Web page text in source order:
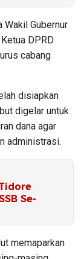
Wakil Gubernur
DPRD
cabang
disiapkan
digelar untuk
dana agar
administrasi.
Se-
memaparkan